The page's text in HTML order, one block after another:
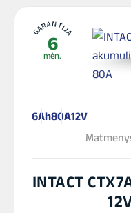
GARANTIJA
6
mėn.
6Ah80A12V
INTACT